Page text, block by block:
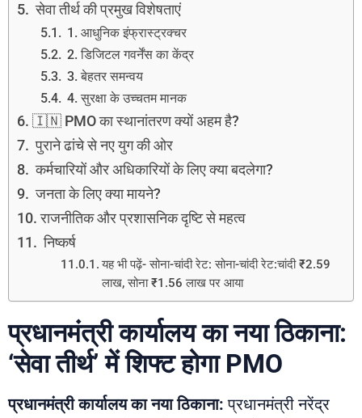
सेवा तीर्थ की प्रमुख विशेषताएं
1. आधुनिक इंफ्रास्ट्रक्चर
2. डिजिटल गवर्नेंस का केंद्र
3. बेहतर समन्वय
4. सुरक्षा के उच्चतम मानक
🇮🇳 PMO का स्थानांतरण क्यों अहम है?
पुराने ढांचे से नए युग की ओर
कर्मचारियों और अधिकारियों के लिए क्या बदलेगा?
जनता के लिए क्या मायने?
राजनीतिक और प्रशासनिक दृष्टि से महत्व
निष्कर्ष
यह भी पढ़ें- सोना-चांदी रेट: सोना-चांदी रेट:चांदी ₹2.59
लाख, सोना ₹1.56 लाख पर आया
प्रधानमंत्री कार्यालय का नया ठिकाना:
‘सेवा तीर्थ’ में शिफ्ट होगा PMO
प्रधानमंत्री कार्यालय का नया ठिकाना: प्रधानमंत्री नरेंद्र